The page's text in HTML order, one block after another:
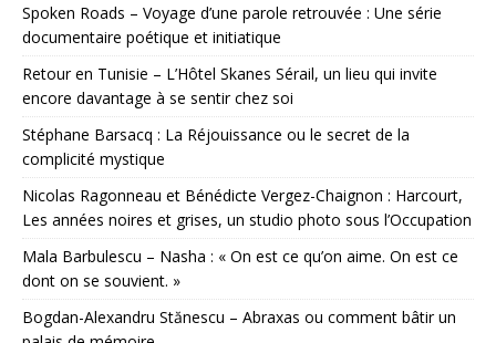
Spoken Roads – Voyage d’une parole retrouvée : Une série
documentaire poétique et initiatique
Retour en Tunisie – L’Hôtel Skanes Sérail, un lieu qui invite
encore davantage à se sentir chez soi
Stéphane Barsacq : La Réjouissance ou le secret de la
complicité mystique
Nicolas Ragonneau et Bénédicte Vergez-Chaignon : Harcourt,
Les années noires et grises, un studio photo sous l’Occupation
Mala Barbulescu – Nasha : « On est ce qu’on aime. On est ce
dont on se souvient. »
Bogdan-Alexandru Stănescu – Abraxas ou comment bâtir un